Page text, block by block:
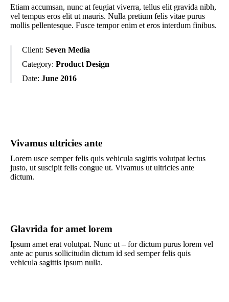
Etiam accumsan, nunc at feugiat viverra, tellus elit gravida nibh,
vel tempus eros elit ut mauris. Nulla pretium felis vitae purus
mollis pellentesque. Fusce tempor enim et eros interdum finibus.
Client: Seven Media
Category: Product Design
Date: June 2016
Vivamus ultricies ante
Lorem usce semper felis quis vehicula sagittis volutpat lectus
justo, ut suscipit felis congue ut. Vivamus ut ultricies ante
dictum.
Glavrida for amet lorem
Ipsum amet erat volutpat. Nunc ut – for dictum purus lorem vel
ante ac purus sollicitudin dictum id sed semper felis quis
vehicula sagittis ipsum nulla.